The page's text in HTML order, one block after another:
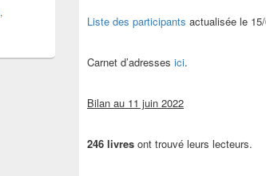
,
Liste des participants actualisée le
Carnet d’adresses ici.
Bilan au 11 juin 2022
246 livres ont trouvé leurs lecteurs.